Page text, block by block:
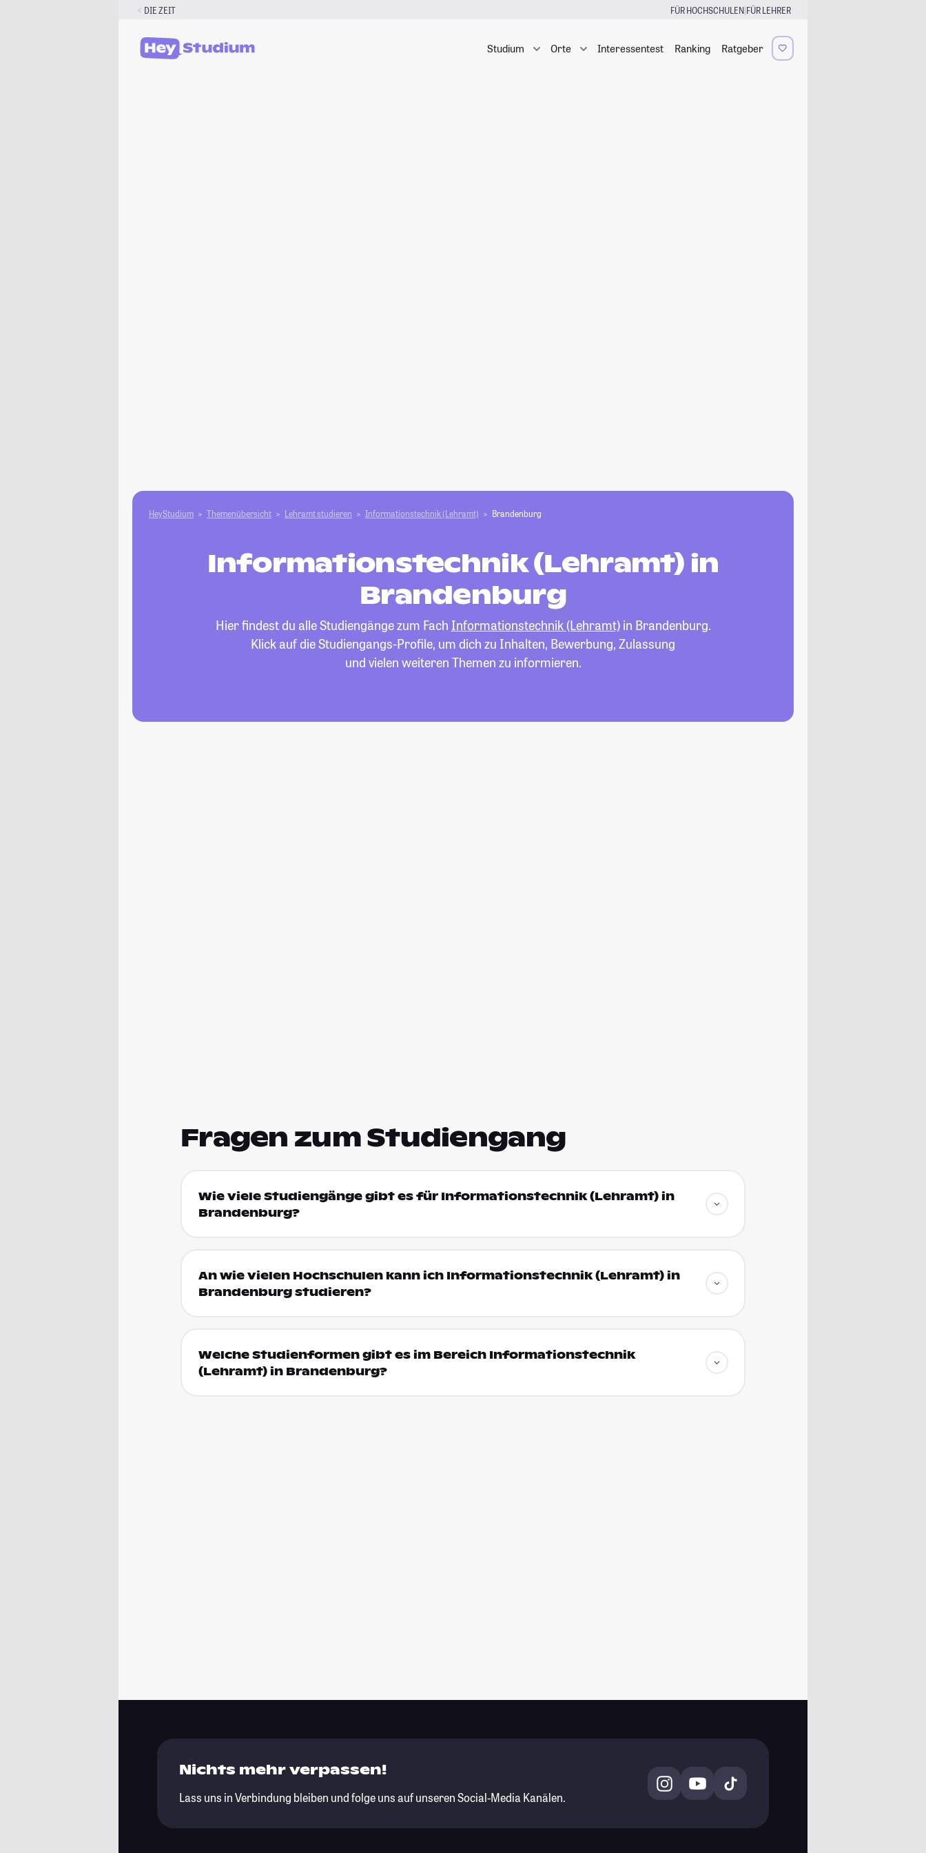
DIE ZEIT FÜR HOCHSCHULEN|FÜR LEHRER
Studium Orte Interessentest Ranking Ratgeber
HeyStudium Themenübersicht Lehramt studieren Informationstechnik (Lehramt) Brandenburg
Informationstechnik (Lehramt) in
Brandenburg
Hier findest du alle Studiengänge zum Fach Informationstechnik (Lehramt)in Brandenburg.
Klick auf die Studiengangs-Profile, um dich zu Inhalten, Bewerbung, Zulassung
und vielen weiteren Themen zu informieren.
Fragen zum Studiengang
Wie viele Studiengänge gibt es für Informationstechnik (Lehramt) in
Brandenburg?
An wie vielen Hochschulen kann ich Informationstechnik (Lehramt) in
Brandenburg studieren?
Welche Studienformen gibt es im Bereich Informationstechnik
(Lehramt) in Brandenburg?
Nichts mehr verpassen!
Lass uns in Verbindung bleiben und folge uns auf unseren Social-Media Kanälen.